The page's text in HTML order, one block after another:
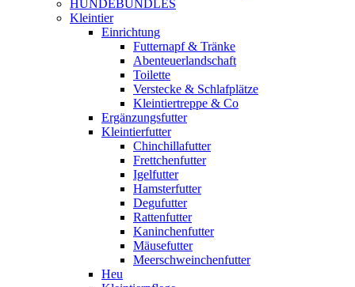
HUNDEBUNDLES
Kleintier
Einrichtung
Futternapf & Tränke
Abenteuerlandschaft
Toilette
Verstecke & Schlafplätze
Kleintiertreppe & Co
Ergänzungsfutter
Kleintierfutter
Chinchillafutter
Frettchenfutter
Igelfutter
Hamsterfutter
Degufutter
Rattenfutter
Kaninchenfutter
Mäusefutter
Meerschweinchenfutter
Heu